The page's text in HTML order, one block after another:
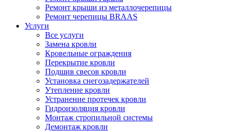
Ремонт крыши из металлочерепицы
Ремонт черепицы BRAAS
Услуги
Все услуги
Замена кровли
Кровельные ограждения
Перекрытие кровли
Подшив свесов кровли
Установка снегозадержателей
Утепление кровли
Устранение протечек кровли
Гидроизоляция кровли
Монтаж стропильной системы
Демонтаж кровли